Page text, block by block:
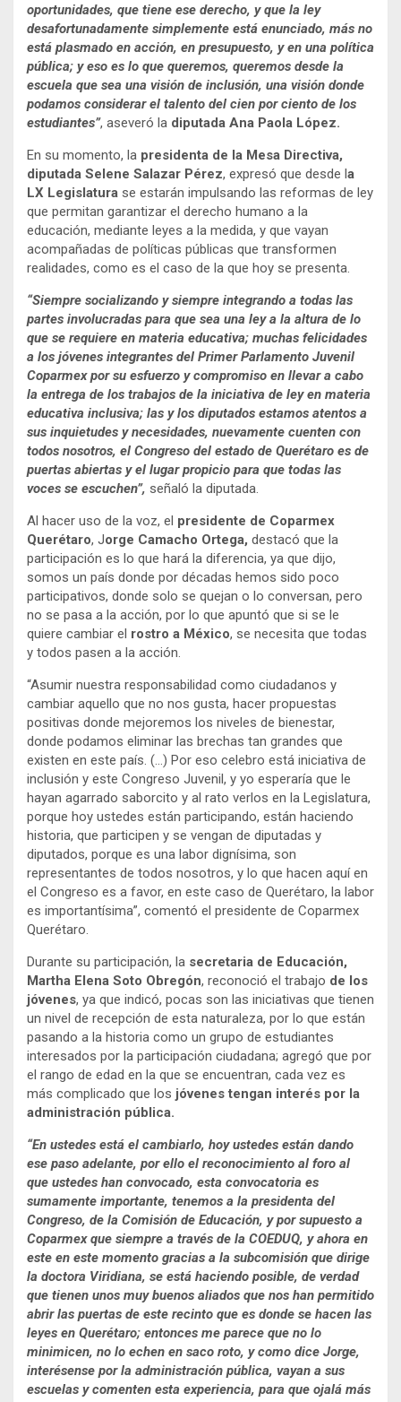
oportunidades, que tiene ese derecho, y que la ley
desafortunadamente simplemente está enunciado, más no
está plasmado en acción, en presupuesto, y en una política
pública; y eso es lo que queremos, queremos desde la
escuela que sea una visión de inclusión, una visión donde
podamos considerar el talento del cien por ciento de los
estudiantes”, aseveró la diputada Ana Paola López.
En su momento, la presidenta de la Mesa Directiva,
diputada Selene Salazar Pérez, expresó que desde la
LX Legislatura se estarán impulsando las reformas de ley
que permitan garantizar el derecho humano a la
educación, mediante leyes a la medida, y que vayan
acompañadas de políticas públicas que transformen
realidades, como es el caso de la que hoy se presenta.
“Siempre socializando y siempre integrando a todas las
partes involucradas para que sea una ley a la altura de lo
que se requiere en materia educativa; muchas felicidades
a los jóvenes integrantes del Primer Parlamento Juvenil
Coparmex por su esfuerzo y compromiso en llevar a cabo
la entrega de los trabajos de la iniciativa de ley en materia
educativa inclusiva; las y los diputados estamos atentos a
sus inquietudes y necesidades, nuevamente cuenten con
todos nosotros, el Congreso del estado de Querétaro es de
puertas abiertas y el lugar propicio para que todas las
voces se escuchen”, señaló la diputada.
Al hacer uso de la voz, el presidente de Coparmex
Querétaro, Jorge Camacho Ortega, destacó que la
participación es lo que hará la diferencia, ya que dijo,
somos un país donde por décadas hemos sido poco
participativos, donde solo se quejan o lo conversan, pero
no se pasa a la acción, por lo que apuntó que si se le
quiere cambiar el rostro a México, se necesita que todas
y todos pasen a la acción.
“Asumir nuestra responsabilidad como ciudadanos y
cambiar aquello que no nos gusta, hacer propuestas
positivas donde mejoremos los niveles de bienestar,
donde podamos eliminar las brechas tan grandes que
existen en este país. (…) Por eso celebro está iniciativa de
inclusión y este Congreso Juvenil, y yo esperaría que le
hayan agarrado saborcito y al rato verlos en la Legislatura,
porque hoy ustedes están participando, están haciendo
historia, que participen y se vengan de diputadas y
diputados, porque es una labor dignísima, son
representantes de todos nosotros, y lo que hacen aquí en
el Congreso es a favor, en este caso de Querétaro, la labor
es importantísima”, comentó el presidente de Coparmex
Querétaro.
Durante su participación, la secretaria de Educación,
Martha Elena Soto Obregón, reconoció el trabajo de los
jóvenes, ya que indicó, pocas son las iniciativas que tienen
un nivel de recepción de esta naturaleza, por lo que están
pasando a la historia como un grupo de estudiantes
interesados por la participación ciudadana; agregó que por
el rango de edad en la que se encuentran, cada vez es
más complicado que los jóvenes tengan interés por la
administración pública.
“En ustedes está el cambiarlo, hoy ustedes están dando
ese paso adelante, por ello el reconocimiento al foro al
que ustedes han convocado, esta convocatoria es
sumamente importante, tenemos a la presidenta del
Congreso, de la Comisión de Educación, y por supuesto a
Coparmex que siempre a través de la COEDUQ, y ahora en
este en este momento gracias a la subcomisión que dirige
la doctora Viridiana, se está haciendo posible, de verdad
que tienen unos muy buenos aliados que nos han permitido
abrir las puertas de este recinto que es donde se hacen las
leyes en Querétaro; entonces me parece que no lo
minimicen, no lo echen en saco roto, y como dice Jorge,
interésense por la administración pública, vayan a sus
escuelas y comenten esta experiencia, para que ojalá más